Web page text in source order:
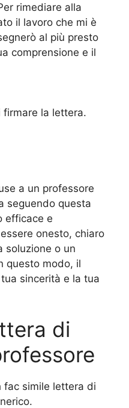
rimediare alla
il lavoro che mi è
al più presto
comprensione e il
firmare la lettera.
a un professore
seguendo questa
efficace e
onesto, chiaro
soluzione o un
questo modo, il
sincerità e la tua
di
fac simile lettera di